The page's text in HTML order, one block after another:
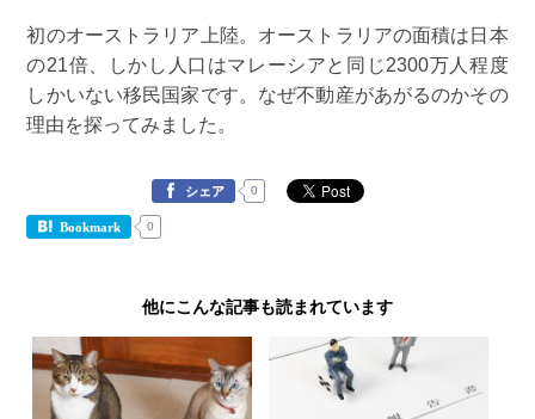
初のオーストラリア上陸。オーストラリアの面積は日本
の21倍、しかし人口はマレーシアと同じ2300万人程度
しかいない移民国家です。なぜ不動産があがるのかその
理由を探ってみました。
シェア 0
Bookmark 0
他にこんな記事も読まれています